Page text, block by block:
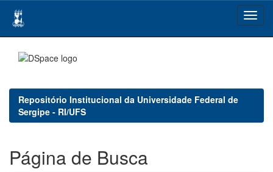
navigation
Repositório Institucional da Universidade Federal de
Sergipe - RI/UFS
Página de Busca